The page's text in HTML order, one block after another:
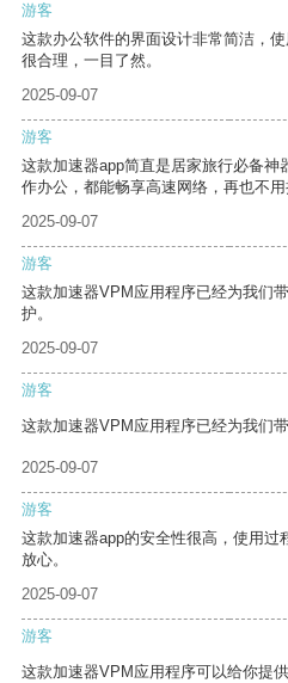
游客
这款办公软件的界面设计非常简洁，
很合理，一目了然。
2025-09-07
游客
这款加速器app简直是居家旅行必备
作办公，都能畅享高速网络，再也不用
2025-09-07
游客
这款加速器VPM应用程序已经为我们
护。
2025-09-07
游客
这款加速器VPM应用程序已经为我们
2025-09-07
游客
这款加速器app的安全性很高，使用过
放心。
2025-09-07
游客
这款加速器VPM应用程序可以给你提